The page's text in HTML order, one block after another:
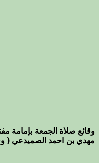
وقائع صلاة الجمعة بإمامة
مهدي بن احمد الصميدعي (